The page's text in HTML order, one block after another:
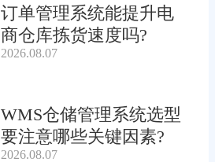
订单管理系统能提升电
商仓库拣货速度吗?
2026.08.07
WMS仓储管理系统选型
要注意哪些关键因素?
2026.08.07